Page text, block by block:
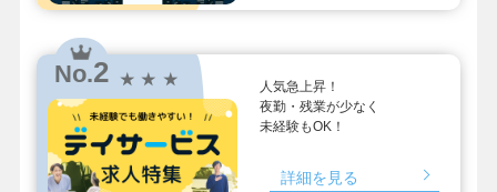
No.2 ★ ★ ★
人気急上昇！
夜勤・残業が少なく
未経験もOK！
詳細を見る